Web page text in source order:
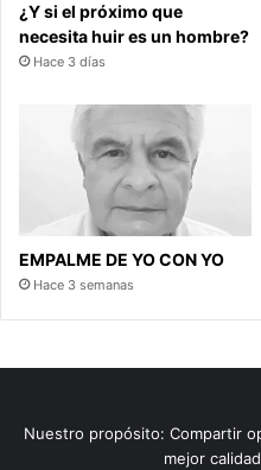
¿Y si el próximo que
necesita huir es un hombre?
Hace 3 días
EMPALME DE YO CON YO
Hace 3 semanas
Nuestro propósito: Compartir
mejor